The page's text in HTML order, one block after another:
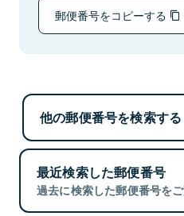
郵便番号をコピーする
他の郵便番号を検索する
最近検索した郵便番号
過去に検索した郵便番号をご